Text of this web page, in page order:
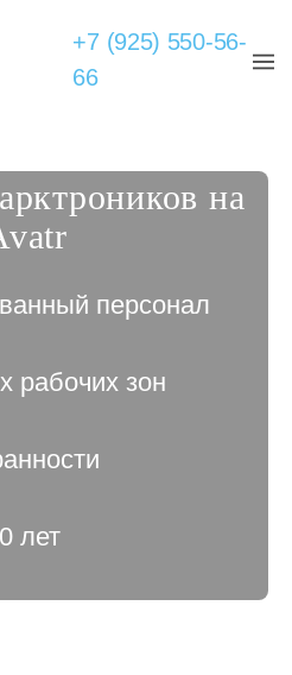
+7 (925) 550-56-
66
на
персонал
рабочих зон
лет